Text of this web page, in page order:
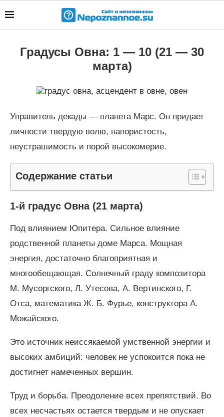
Градусы Овна: 1 — 10 (21 — 30
марта)
Управитель декады — планета Марс. Он придает
личности твердую волю, напористость,
неустрашимость и порой высокомерие.
Содержание статьи
1-й градус Овна (21 марта)
Под влиянием Юпитера. Сильное влияние
родственной планеты доме Марса. Мощная
энергия, достаточно благоприятная и
многообещающая. Солнечный граду композитора
М. Мусоргского, Л. Утесова, А. Вертинского, Г.
Отса, математика Ж. Б. Фурье, конструктора А.
Можайского.
Это источник неиссякаемой умственной энергии и
высоких амбиций: человек не успокоится пока не
достигнет намеченных вершин.
Труд и борьба. Преодоление всех препятствий. Во
всех несчастьях остается твердым и не опускает